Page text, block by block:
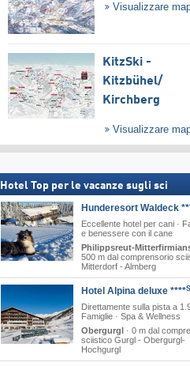
Visualizzare
KitzSki -
Kitzbühel/​
Kirchberg
Visualizzare
Hotel Top per le vacanze sugli sci
Hunderesort Waldeck
Eccellente hotel per cani ·
e benessere con il cane
Philippsreut-
500 m dal comprensorio
Mitterdorf - Almberg
Hotel Alpina deluxe ****S
Direttamente sulla pista a
Famiglie · Spa & Wellness
Obergurgl
· 0 m dal
sciistico Gurgl - Obergurgl-
Hochgurgl